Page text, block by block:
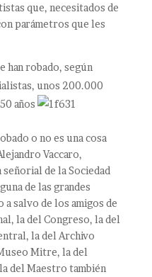
que, necesitados de
parámetros que les
han robado, según
unos 200.000
años
o no es una cosa
Vaccaro,
señorial de la Sociedad
de las grandes
salvo de los amigos de
la del Congreso, la del
la del Archivo
Mitre, la del
del Maestro también